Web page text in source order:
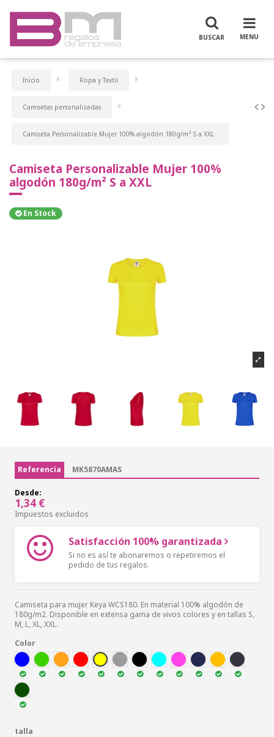
Inicio Ropa y Textil
Camisetas personalizadas
Camiseta Personalizable Mujer 100% algodón 180g/m² S a XXL
Camiseta Personalizable Mujer 100%
algodón 180g/m² S a XXL
En Stock
Referencia MK5870AMAS
Desde:
1,34 €
Impuestos excluidos
Satisfacción 100% garantizada
Si no es así te abonaremos o repetiremos el
pedido de tus regalos.
Camiseta para mujer Keya WCS180. En material 100% algodón de
180g/m2. Disponible en extensa gama de vivos colores y en tallas S,
M, L, XL, XXL.
Color
AZUL
VER NARA ROJ AMA GRI NEG AZC ROSA MAR DOR MROS
VEB
talla